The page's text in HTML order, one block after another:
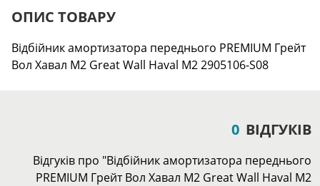
ОПИС ТОВАРУ
Відбійник амортизатора переднього PREMIUM Грейт
Вол Хавал М2 Great Wall Haval M2 2905106-S08
0 ВІДГУКІВ
Відгуків про "Відбійник амортизатора переднього
PREMIUM Грейт Вол Хавал М2 Great Wall Haval M2